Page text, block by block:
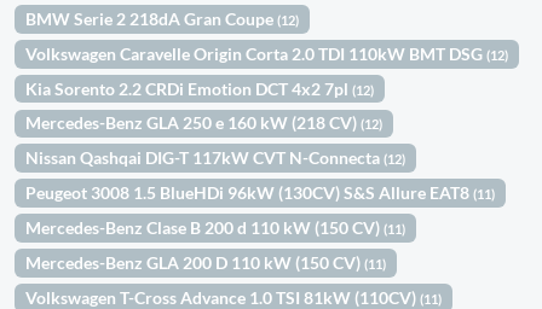
BMW Serie 2 218dA Gran Coupe(12)
Volkswagen Caravelle Origin Corta 2.0 TDI 110kW BMT DSG(12)
Kia Sorento 2.2 CRDi Emotion DCT 4x2 7pl(12)
Mercedes-Benz GLA 250 e 160 kW (218 CV)(12)
Nissan Qashqai DIG-T 117kW CVT N-Connecta(12)
Peugeot 3008 1.5 BlueHDi 96kW (130CV) S&S Allure EAT8(11)
Mercedes-Benz Clase B 200 d 110 kW (150 CV)(11)
Mercedes-Benz GLA 200 D 110 kW (150 CV)(11)
Volkswagen T-Cross Advance 1.0 TSI 81kW (110CV)(11)